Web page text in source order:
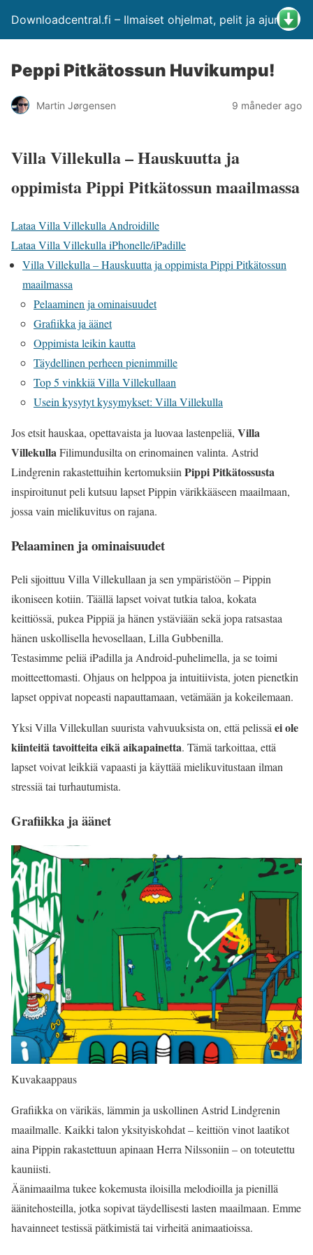
Downloadcentral.fi – Ilmaiset ohjelmat, pelit ja ajurit
Peppi Pitkätossun Huvikumpu!
Martin Jørgensen 9 måneder ago
Villa Villekulla – Hauskuutta ja
oppimista Pippi Pitkätossun maailmassa
Lataa Villa Villekulla Androidille
Lataa Villa Villekulla iPhonelle/iPadille
Villa Villekulla – Hauskuutta ja oppimista Pippi Pitkätossun
maailmassa
Pelaaminen ja ominaisuudet
Grafiikka ja äänet
Oppimista leikin kautta
Täydellinen perheen pienimmille
Top 5 vinkkiä Villa Villekullaan
Usein kysytyt kysymykset: Villa Villekulla
Jos etsit hauskaa, opettavaista ja luovaa lastenpeliä, Villa
VillekullaFilimundusilta on erinomainen valinta. Astrid
Lindgrenin rakastettuihin kertomuksiin Pippi Pitkätossusta
inspiroitunut peli kutsuu lapset Pippin värikkääseen maailmaan,
jossa vain mielikuvitus on rajana.
Pelaaminen ja ominaisuudet
Peli sijoittuu Villa Villekullaan ja sen ympäristöön – Pippin
ikoniseen kotiin. Täällä lapset voivat tutkia taloa, kokata
keittiössä, pukea Pippiä ja hänen ystäviään sekä jopa ratsastaa
hänen uskollisella hevosellaan, Lilla Gubbenilla.
Testasimme peliä iPadilla ja Android-puhelimella, ja se toimi
moitteettomasti. Ohjaus on helppoa ja intuitiivista, joten pienetkin
lapset oppivat nopeasti napauttamaan, vetämään ja kokeilemaan.
Yksi Villa Villekullan suurista vahvuuksista on, että pelissäei ole
kiinteitä tavoitteita eikä aikapainetta. Tämä tarkoittaa, että
lapset voivat leikkiä vapaasti ja käyttää mielikuvitustaan ilman
stressiä tai turhautumista.
Grafiikka ja äänet
Kuvakaappaus
Grafiikka on värikäs, lämmin ja uskollinen Astrid Lindgrenin
maailmalle. Kaikki talon yksityiskohdat – keittiön vinot laatikot
aina Pippin rakastettuun apinaan Herra Nilssoniin – on toteutettu
kauniisti.
Äänimaailma tukee kokemusta iloisilla melodioilla ja pienillä
äänitehosteilla, jotka sopivat täydellisesti lasten maailmaan. Emme
havainneet testissä pätkimistä tai virheitä animaatioissa.